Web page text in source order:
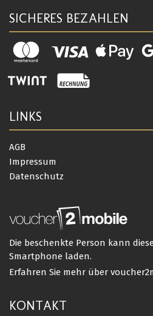
SICHERES BEZAHLEN
LINKS
AGB
Impressum
Datenschutz
Die beschenkte Person kann
Smartphone laden.
Erfahren Sie mehr über
KONTAKT